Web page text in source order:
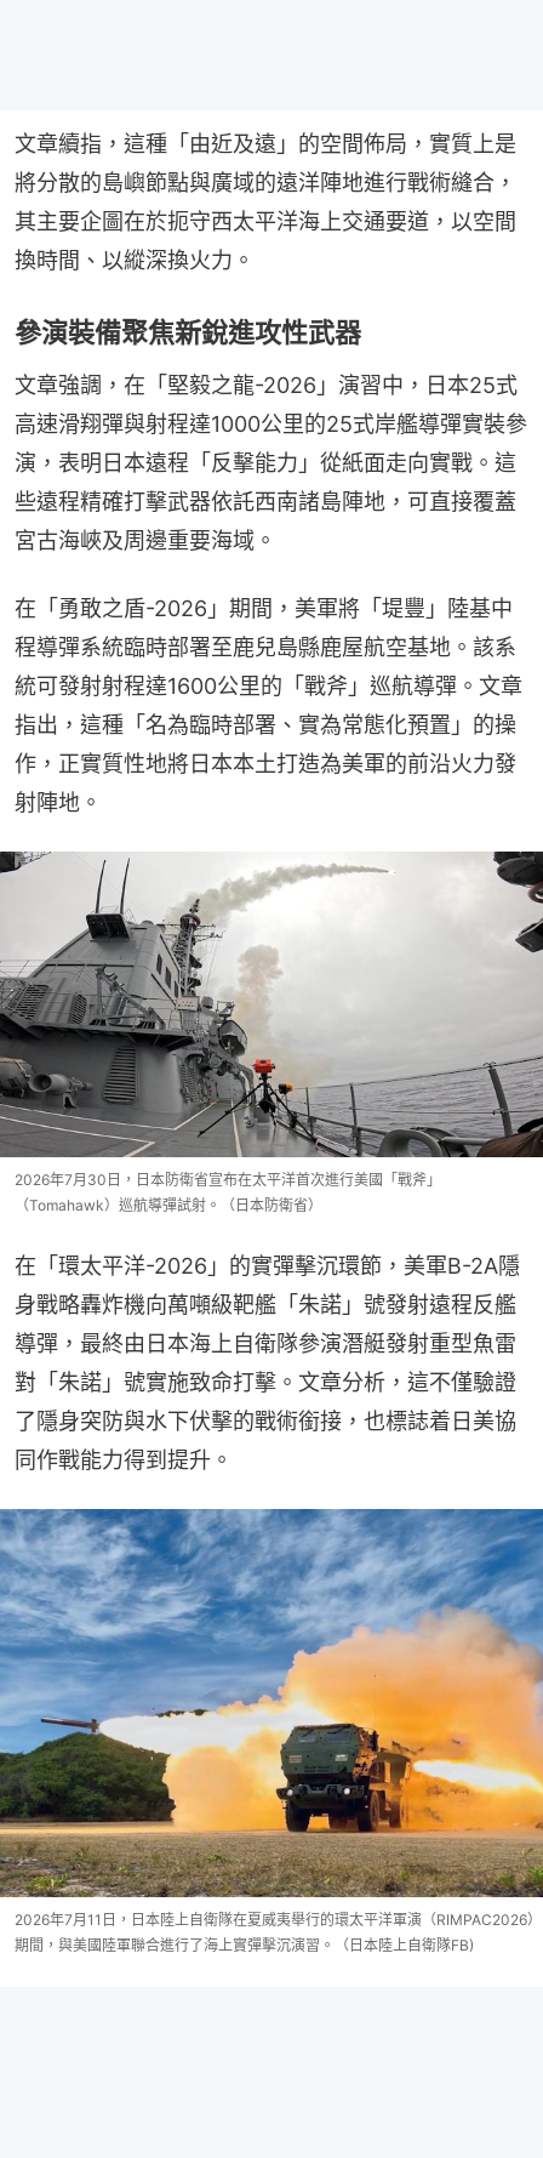
文章續指，這種「由近及遠」的空間佈局，實質上是
將分散的島嶼節點與廣域的遠洋陣地進行戰術縫合，
其主要企圖在於扼守西太平洋海上交通要道，以空間
換時間、以縱深換火力。
參演裝備聚焦新銳進攻性武器
文章強調，在「堅毅之龍-2026」演習中，日本25式
高速滑翔彈與射程達1000公里的25式岸艦導彈實裝參
演，表明日本遠程「反擊能力」從紙面走向實戰。這
些遠程精確打擊武器依託西南諸島陣地，可直接覆蓋
宮古海峽及周邊重要海域。
在「勇敢之盾-2026」期間，美軍將「堤豐」陸基中
程導彈系統臨時部署至鹿兒島縣鹿屋航空基地。該系
統可發射射程達1600公里的「戰斧」巡航導彈。文章
指出，這種「名為臨時部署、實為常態化預置」的操
作，正實質性地將日本本土打造為美軍的前沿火力發
射陣地。
2026年7月30日，日本防衛省宣布在太平洋首次進行美國「戰斧」
（Tomahawk）巡航導彈試射。（日本防衛省）
在「環太平洋-2026」的實彈擊沉環節，美軍B-2A隱
身戰略轟炸機向萬噸級靶艦「朱諾」號發射遠程反艦
導彈，最終由日本海上自衛隊參演潛艇發射重型魚雷
對「朱諾」號實施致命打擊。文章分析，這不僅驗證
了隱身突防與水下伏擊的戰術銜接，也標誌着日美協
同作戰能力得到提升。
2026年7月11日，日本陸上自衛隊在夏威夷舉行的環太平洋軍演（RIMPAC2026）
期間，與美國陸軍聯合進行了海上實彈擊沉演習。（日本陸上自衛隊FB)